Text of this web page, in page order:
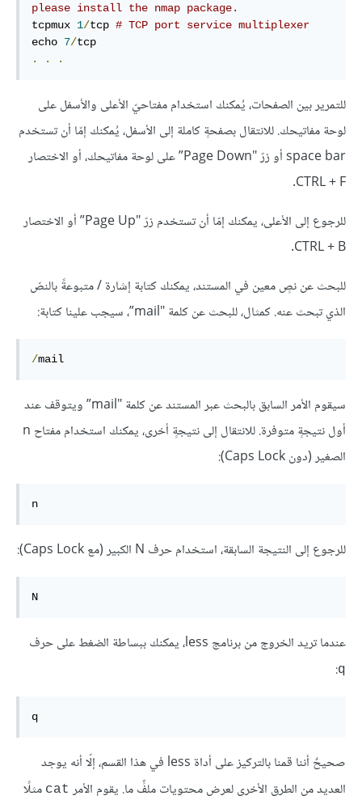
please install the nmap package.
tcpmux 1/tcp # TCP port service multiplexer
echo 7/
.
. .
للتمرير بين الصفحات، يُمكنك استخدام مفتاحيّ الأعلى والأسفل على
لوحة مفاتيحك. للانتقال بصفحةٍ كاملة إلى الأسفل، يُمكنك إمّا أن تستخدم
space bar أو زرّ "Page Down” على لوحة مفاتيحك، أو الاختصار
CTRL + F.
للرجوع إلى الأعلى، يمكنك إمّا أن تستخدم زرّ "Page Up” أو الاختصار
CTRL + B.
للبحث عن نصٍ معين في المستند، يمكنك كتابة إشارة / متبوعةً بالنصّ
الذي تبحث عنه. كمثال، للبحث عن كلمة "mail”، سيجب علينا كتابة:
/mail
سيقوم الأمر السابق بالبحث عبر المستند عن كلمة "mail” ويتوقف عند
أول نتيجةٍ متوفرة. للانتقال إلى نتيجةٍ أخرى، يمكنك استخدام مفتاح n
الصغير (دون Caps Lock):
n
للرجوع إلى النتيجة السابقة، استخدام حرف N الكبير (مع Caps Lock):
N
عندما تريد الخروج من برنامج less، يمكنك ببساطة الضغط على حرف
q
:
q
صحيحٌ أننا قمنا بالتركيز على أداة less في هذا القسم، إلّا أنه يوجد
العديد من الطرق الأخرى لعرض محتويات ملفٍّ ما. يقوم الأمر cat مثلًا